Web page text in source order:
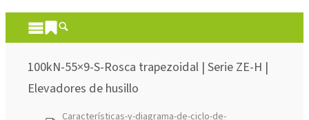
100kN-55×9-S-Rosca trapezoidal | Serie ZE-H |
Elevadores de husillo
Características-y-diagrama-de-ciclo-de-